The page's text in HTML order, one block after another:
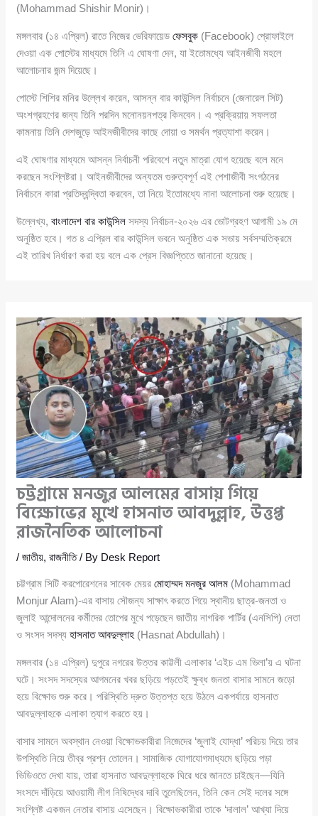
(Mohammad Shishir Monir)।
মঙ্গলবার (১৪ এপ্রিল) রাতে নিজের ভেরিফায়েডফেসবুক (Facebook) প্রোফাইলে
দেওয়া এক পোস্টের মাধ্যমে তিনি এ ঘোষণা দেন, যা ইতোমধ্যে আইনজীবী মহলে
আলোচনার জন্ম দিয়েছে।
পোস্টে শিশির মনির উল্লেখ করেন, আসন্ন বার কাউন্সিল নির্বাচনে (জেনারেল সিট)
অংশগ্রহণের জন্য তিনি পরদিন মনোনয়নপত্র কিনবেন। এ প্রক্রিয়ায় সফলতা
কামনায় তিনি দেশজুড়ে আইনজীবীদের কাছে দোয়া ও সমর্থন প্রত্যাশা করেন।
এই ঘোষণার মাধ্যমে আসন্ন নির্বাচনী পরিবেশে নতুন মাত্রা যোগ হয়েছে বলে মনে
করছেন সংশ্লিষ্টরা। আইনজীবীদের অন্যতম গুরুত্বপূর্ণ এই পেশাজীবী সংগঠনের
নির্বাচনে কারা প্রতিদ্বন্দ্বিতা করবেন, তা নিয়ে ইতোমধ্যে নানা আলোচনা শুরু হয়েছে।
উল্লেখ্য,বাংলাদেশ বার কাউন্সিল সদস্য নির্বাচন-২০২৬ এর ভোটগ্রহণ আগামী ১৯ মে
অনুষ্ঠিত হবে। গত ৪ এপ্রিল বার কাউন্সিল ভবনে অনুষ্ঠিত এক সভায় সর্বসম্মতিক্রমে
এই তারিখ নির্ধারণ করা হয় বলে এক প্রেস বিজ্ঞপ্তিতে জানানো হয়েছে।
চট্টগ্রামে মনজুর আলমের বাসায় গিয়ে
বিক্ষোভের মুখে হাসনাত আবদুল্লাহ, উত্তপ্ত
রাজনৈতিক আলোচনা
/জাতীয়,রাজনীতি/ By Desk Report
চট্টগ্রাম সিটি করপোরেশনের সাবেক মেয়রমোহাম্মদ মনজুর আলম (Mohammad
Monjur Alam)-এর বাসায় সৌজন্য সাক্ষাৎ করতে গিয়ে স্থানীয় ছাত্র-জনতা ও
জুলাই আন্দোলনের কর্মীদের তোপের মুখে পড়েছেন জাতীয় নাগরিক পার্টির (এনসিপি) নেতা
ও সংসদ সদস্যহাসনাত আবদুল্লাহ (Hasnat Abdullah)।
মঙ্গলবার (১৪ এপ্রিল) দুপুরে নগরের উত্তর কাট্টলী এলাকার ‘এইচ এম ভিলা’য় এ ঘটনা
ঘটে। সংসদ সদস্যের আগমনের খবর ছড়িয়ে পড়তেই ক্ষুব্ধ জনতা বাসার সামনে জড়ো
হয়ে বিক্ষোভ শুরু করে। পরিস্থিতি দ্রুত উত্তপ্ত হয়ে উঠলে একপর্যায়ে হাসনাত
আবদুল্লাহকে এলাকা ত্যাগ করতে হয়।
বাসার সামনে অবস্থান নেওয়া বিক্ষোভকারীরা নিজেদের ‘জুলাই যোদ্ধা’ পরিচয় দিয়ে তার
উপস্থিতি নিয়ে তীব্র প্রশ্ন তোলেন। সামাজিক যোগাযোগমাধ্যমে ছড়িয়ে পড়া
ভিডিওতে দেখা যায়, তারা হাসনাত আবদুল্লাহকে ঘিরে ধরে জানতে চাইছেন—যিনি
সংসদে দাঁড়িয়ে আওয়ামী লীগ নিষিদ্ধের দাবি তুলেছিলেন, তিনি কেন সেই দলের সঙ্গে
সংশ্লিষ্ট একজন নেতার বাসায় এসেছেন। বিক্ষোভকারীরা তাকে ‘দালাল’ আখ্যা দিয়ে